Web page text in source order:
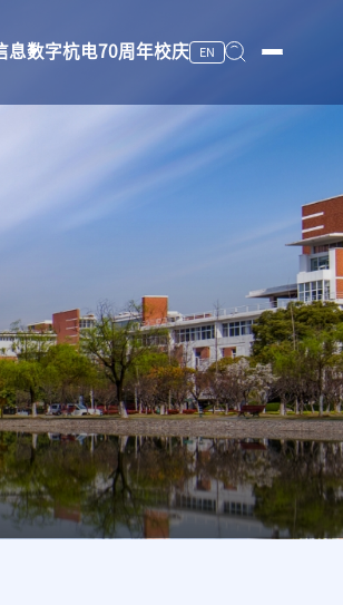
息数字杭电70周年校庆 EN